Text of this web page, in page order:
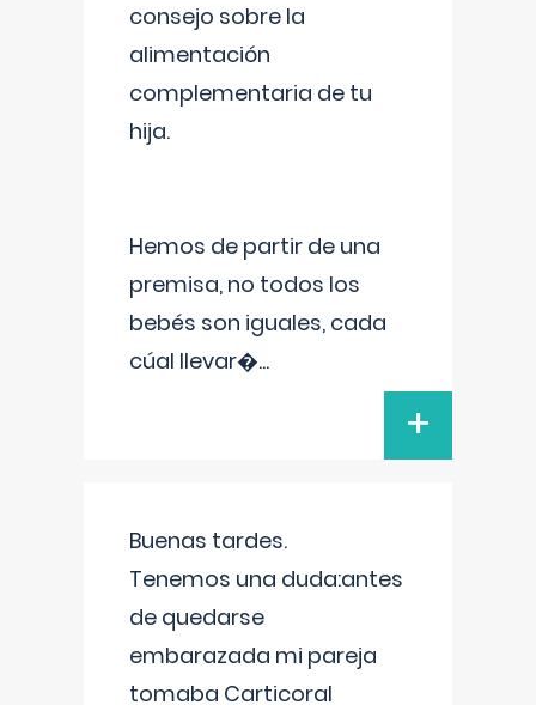
consejo sobre la
alimentación
complementaria de tu
hija.
Hemos de partir de una
premisa, no todos los
bebés son iguales, cada
cúal llevar�...
+
Buenas tardes.
Tenemos una duda:antes
de quedarse
embarazada mi pareja
tomaba Carticoral